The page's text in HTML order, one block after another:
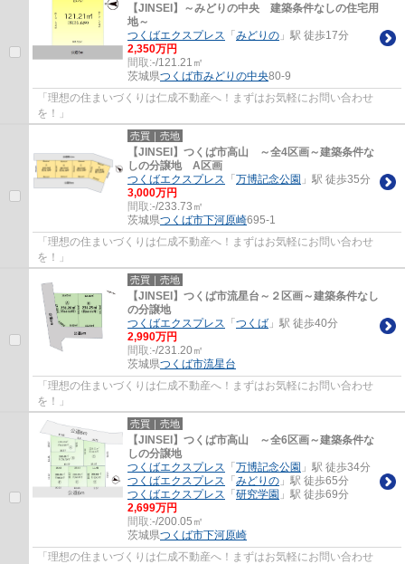
【JINSEI】～みどりの中央 建築条件なしの住宅用
地～
つくばエクスプレス 「 みどりの 」駅 徒歩17分
2,350万円
間取:-/121.21㎡
茨城県つくば市みどりの中央80-9
「理想の住まいづくりは仁成不動産へ！まずはお気軽にお問い合わせ
を！」
売買｜売地
【JINSEI】つくば市高山 ～全4区画～建築条件な
しの分譲地 A区画
つくばエクスプレス 「 万博記念公園 」駅 徒歩35分
3,000万円
間取:-/233.73㎡
茨城県つくば市下河原崎695-1
「理想の住まいづくりは仁成不動産へ！まずはお気軽にお問い合わせ
を！」
売買｜売地
【JINSEI】つくば市流星台～２区画～建築条件なし
の分譲地
つくばエクスプレス 「 つくば 」駅 徒歩40分
2,990万円
間取:-/231.20㎡
茨城県つくば市流星台
「理想の住まいづくりは仁成不動産へ！まずはお気軽にお問い合わせ
を！」
売買｜売地
【JINSEI】つくば市高山 ～全6区画～建築条件な
しの分譲地
つくばエクスプレス 「 万博記念公園 」駅 徒歩34分
つくばエクスプレス 「 みどりの 」駅 徒歩65分
つくばエクスプレス 「 研究学園 」駅 徒歩69分
2,699万円
間取:-/200.05㎡
茨城県つくば市下河原崎
「理想の住まいづくりは仁成不動産へ！まずはお気軽にお問い合わせ